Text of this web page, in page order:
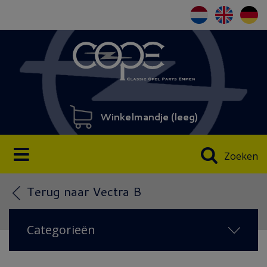
Winkelmandje (leeg)
Zoeken
Terug naar Vectra B
Categorieën
NIEUW IN 2026(16)